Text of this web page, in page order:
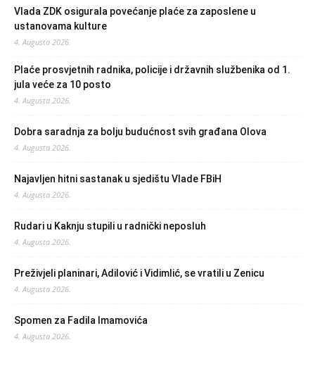
Vlada ZDK osigurala povećanje plaće za zaposlene u
ustanovama kulture
4. Augusta 2026.
Plaće prosvjetnih radnika, policije i državnih službenika od 1.
jula veće za 10 posto
4. Augusta 2026.
Dobra saradnja za bolju budućnost svih građana Olova
4. Augusta 2026.
Najavljen hitni sastanak u sjedištu Vlade FBiH
4. Augusta 2026.
Rudari u Kaknju stupili u radnički neposluh
4. Augusta 2026.
Preživjeli planinari, Adilović i Vidimlić, se vratili u Zenicu
4. Augusta 2026.
Spomen za Fadila Imamovića
4. Augusta 2026.